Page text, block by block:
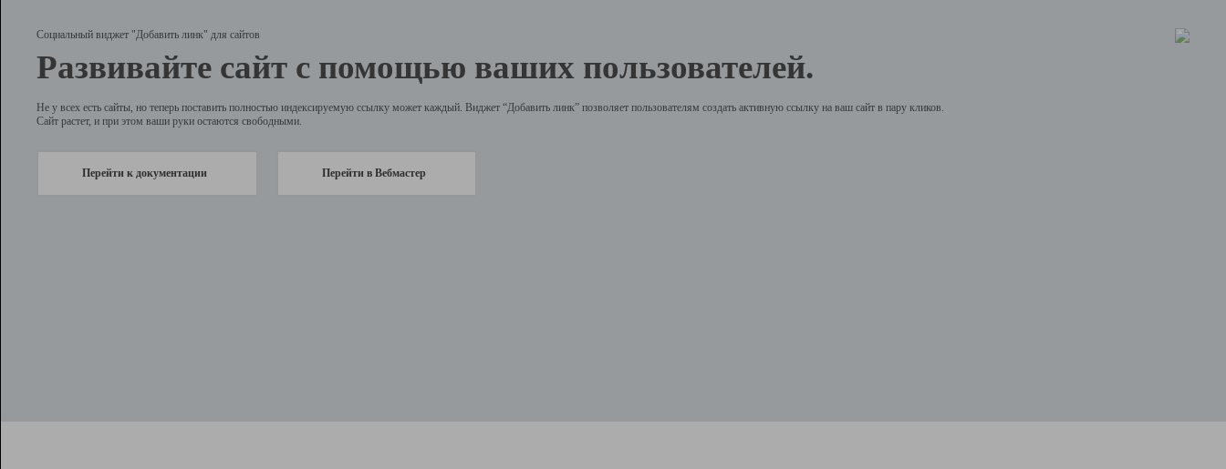
Социальный виджет "Добавить линк" для сайтов
Развивайте сайт с помощью ваших пользователей.
Не у всех есть сайты, но теперь поставить полностью индексируемую ссылку может каждый. Виджет “Добавить линк” позволяет пользователям создать активную ссылку на ваш сайт в пару кликов.
Сайт растет, и при этом ваши руки остаются свободными.
Перейти к документации Перейти в Вебмастер